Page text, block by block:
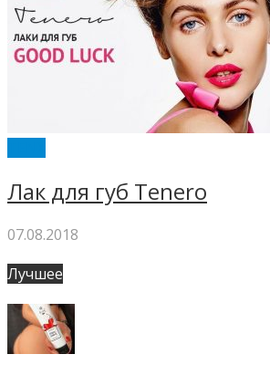
Лак для губ Tenero
07.08.2018
Лучшее